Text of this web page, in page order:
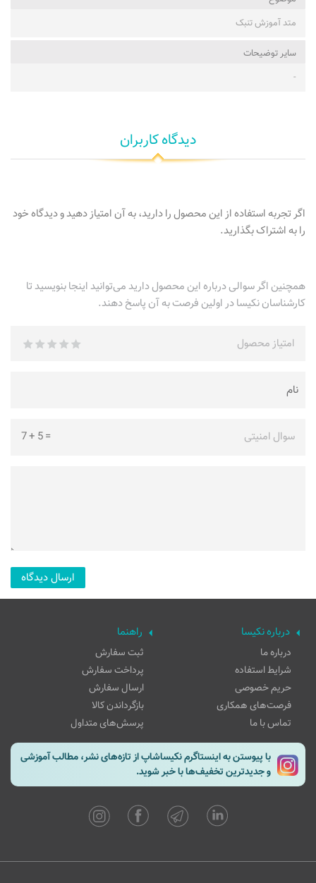
متد آموزش تنبک
ساير توضيحات
-
دیدگاه کاربران
اگر تجربه استفاده از این محصول را دارید، به آن امتیاز دهید و دیدگاه خود
را به اشتراک بگذارید.
همچنین اگر سوالی درباره این محصول دارید می‌توانید اینجا بنویسید تا
کارشناسان نکیسا در اولین فرصت به آن پاسخ دهند.
امتیاز محصول
سوال امنیتی =
5
+
7
درباره نکیسا
درباره ما
شرایط استفاده
حریم خصوصی
فرصت‌های همکاری
تماس با ما
راهنما
ثبت سفارش
پرداخت سفارش
ارسال سفارش
بازگرداندن کالا
پرسش‌های متداول
با پیوستن به اینستاگرم نکیساشاپ از تازه‌های نشر، مطالب آموزشی
و جدیدترین تخفیف‌ها با خبر شوید.